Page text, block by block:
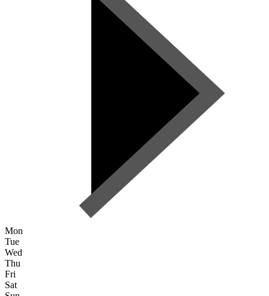
Mon
Tue
Wed
Thu
Fri
Sat